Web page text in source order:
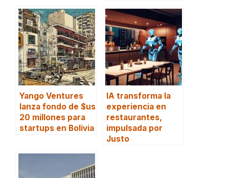
Yango Ventures
lanza fondo de $us
20 millones para
startups en Bolivia
IA transforma la
experiencia en
restaurantes,
impulsada por
Justo